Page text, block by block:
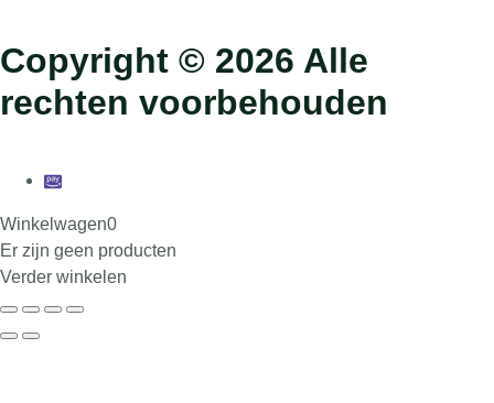
Copyright © 2026 Alle
rechten voorbehouden
Winkelwagen0
Er zijn geen producten
Verder winkelen